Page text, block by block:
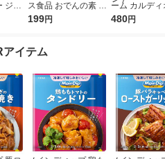
ジャ
お
ス食品 おでんの素 77.
2g(6皿分×4袋) 1セッ
199円
ーム カルデ
ナル 黒麻婆豆
480円
アイテム